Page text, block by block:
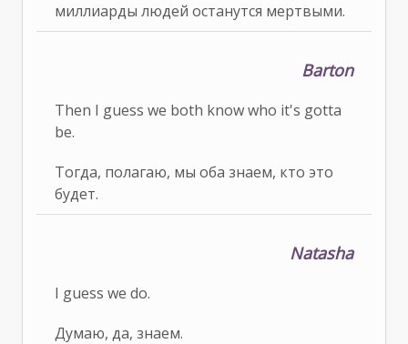
миллиарды людей останутся мертвыми.
Barton
Then I guess we both know who it's gotta
be.
Тогда, полагаю, мы оба знаем, кто это
будет.
Natasha
I guess we do.
Думаю, да, знаем.